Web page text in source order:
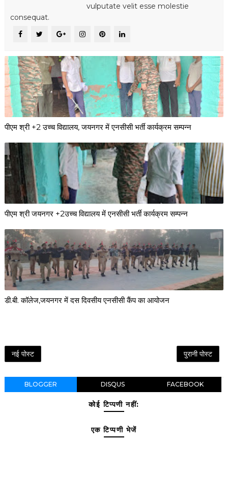
vulputate velit esse molestie
consequat.
पीएम श्री +2 उच्च विद्यालय, जयनगर में एनसीसी भर्ती कार्यक्रम सम्पन्न
पीएम श्री जयनगर +2उच्च विद्यालय में एनसीसी भर्ती कार्यक्रम सम्पन्न
डी.बी. कॉलेज,जयनगर में दस दिवसीय एनसीसी कैंप का आयोजन
नई पोस्ट पुरानी पोस्ट
BLOGGER DISQUS FACEBOOK
कोई टिप्पणी नहीं:
एक टिप्पणी भेजें